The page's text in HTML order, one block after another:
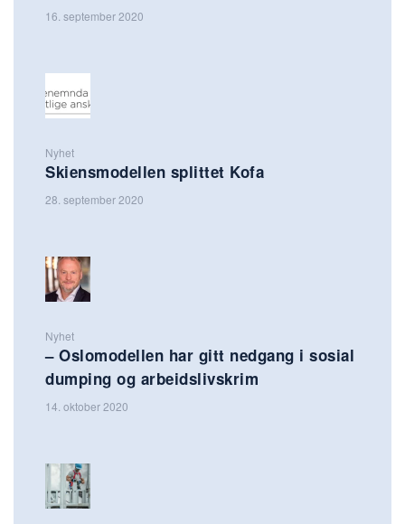
16. september 2020
Nyhet
Skiensmodellen splittet Kofa
28. september 2020
Nyhet
– Oslomodellen har gitt nedgang i sosial
dumping og arbeidslivskrim
14. oktober 2020